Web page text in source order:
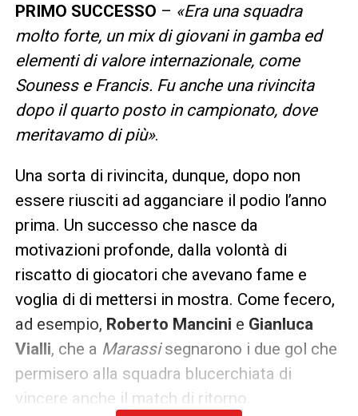
PRIMO SUCCESSO – «Era una squadra
molto forte, un mix di giovani in gamba ed
elementi di valore internazionale, come
Souness e Francis. Fu anche una rivincita
dopo il quarto posto in campionato, dove
meritavamo di più».
Una sorta di rivincita, dunque, dopo non
essere riusciti ad agganciare il podio l’anno
prima. Un successo che nasce da
motivazioni profonde, dalla volontà di
riscatto di giocatori che avevano fame e
voglia di di mettersi in mostra. Come fecero,
ad esempio, Roberto Mancini e Gianluca
Vialli, che a Marassisegnarono i due gol che
permisero alla squadra blucerchiata di
vincere anche il match di ritorno.